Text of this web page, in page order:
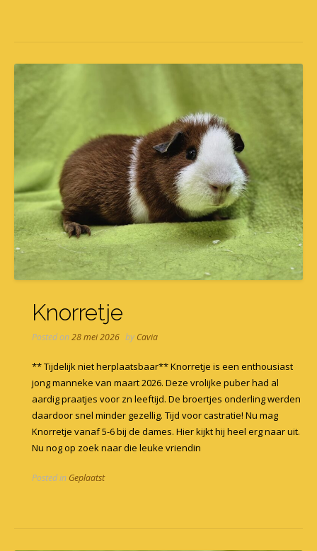
Knorretje
Posted on28 mei 2026 by Cavia
** Tijdelijk niet herplaatsbaar** Knorretje is een enthousiast
jong manneke van maart 2026. Deze vrolijke puber had al
aardig praatjes voor zn leeftijd. De broertjes onderling werden
daardoor snel minder gezellig. Tijd voor castratie! Nu mag
Knorretje vanaf 5-6 bij de dames. Hier kijkt hij heel erg naar uit.
Nu nog op zoek naar die leuke vriendin
Posted in Geplaatst